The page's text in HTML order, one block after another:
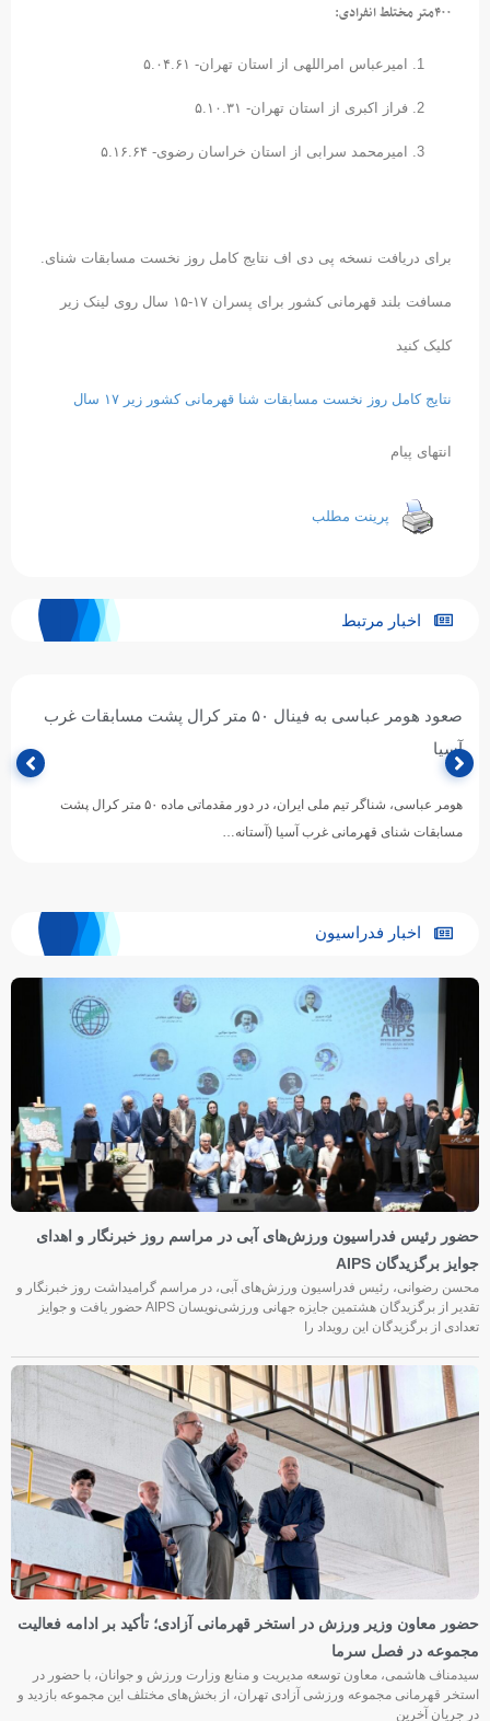
۴۰۰متر مختلط انفرادی:
امیرعباس امراللهی از استان تهران- ۵.۰۴.۶۱
فراز اکبری از استان تهران- ۵.۱۰.۳۱
امیرمحمد سرابی از استان خراسان رضوی- ۵.۱۶.۶۴
.برای دریافت نسخه پی دی اف نتایج کامل روز نخست مسابقات شنای
مسافت بلند قهرمانی کشور برای پسران ۱۷-۱۵ سال روی لینک زیر
کلیک کنید
نتایج کامل روز نخست مسابقات شنا قهرمانی کشور زیر ۱۷ سال
انتهای پیام
پرینت مطلب
اخبار مرتبط
صعود هومر عباسی به فینال ۵۰ متر کرال پشت مسابقات غرب
آسیا
هومر عباسی، شناگر تیم ملی ایران، در دور مقدماتی ماده ۵۰ متر کرال پشت
مسابقات شنای قهرمانی غرب آسیا (آستانه…
اخبار فدراسیون
حضور رئیس فدراسیون ورزش‌های آبی در مراسم روز خبرنگار و اهدای
جوایز برگزیدگان AIPS
محسن رضوانی، رئیس فدراسیون ورزش‌های آبی، در مراسم گرامیداشت روز خبرنگار و
تقدیر از برگزیدگان هشتمین جایزه جهانی ورزشی‌نویسان AIPS حضور یافت و جوایز
تعدادی از برگزیدگان این رویداد را
حضور معاون وزیر ورزش در استخر قهرمانی آزادی؛ تأکید بر ادامه فعالیت
مجموعه در فصل سرما
سیدمناف هاشمی، معاون توسعه مدیریت و منابع وزارت ورزش و جوانان، با حضور در
استخر قهرمانی مجموعه ورزشی آزادی تهران، از بخش‌های مختلف این مجموعه بازدید و
در جریان آخرین